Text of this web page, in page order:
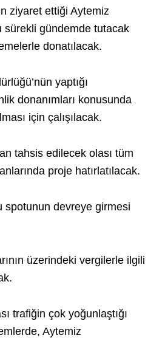
ziyaret ettiği Aytemiz
sürekli gündemde tutacak
donatılacak.
yaptığı
donanımları konusunda
için çalışılacak.
tahsis edilecek olası tüm
proje hatırlatılacak.
spotunun devreye girmesi
üzerindeki vergilerle ilgili
trafiğin çok yoğunlaştığı
Aytemiz